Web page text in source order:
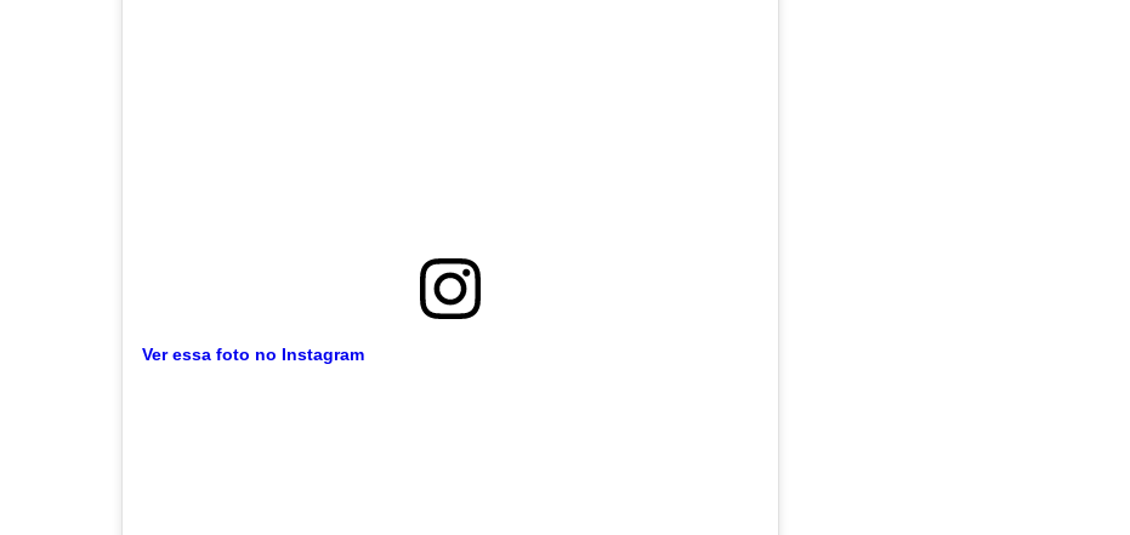
Ver essa foto no Instagram